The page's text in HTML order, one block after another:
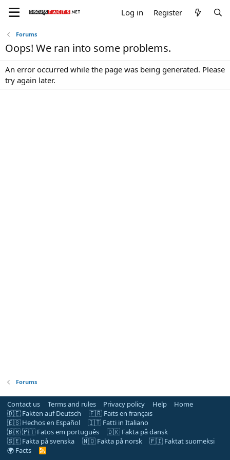
Log in Register
Forums
Oops! We ran into some problems.
An error occurred while the page was being generated. Please
try again later.
Forums
Contact us Terms and rules Privacy policy Help
Home
🇩🇪 Fakten auf Deutsch
🇫🇷 Faits en français
🇪🇸 Hechos en Español
🇮🇹 Fatti in Italiano
🇧🇷 🇵🇹 Fatos em português
🇩🇰 Fakta på dansk
🇸🇪 Fakta på svenska
🇳🇴 Fakta på norsk
🇫🇮 Faktat suomeksi
🌍 Facts
R